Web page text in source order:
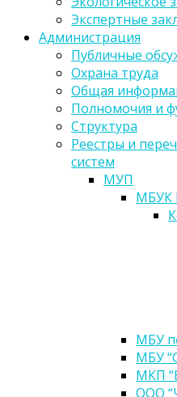
Экспертные
Администрация
Публичные
Охрана труда
Общая
Полномочия и
Структура
Реестры и
систем
МУП
МБУК
МБУ
МБУ
МКП
ООО